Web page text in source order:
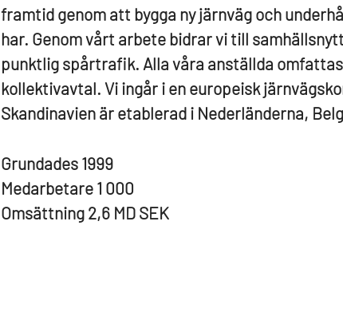
framtid genom att bygga ny järnväg och
har. Genom vårt arbete bidrar vi till
punktlig spårtrafik. Alla våra anställda omfattas
kollektivavtal. Vi ingår i en europeisk
Skandinavien är etablerad i Nederländerna,
Grundades 1999
Medarbetare 1 000
Omsättning 2,6 MD SEK